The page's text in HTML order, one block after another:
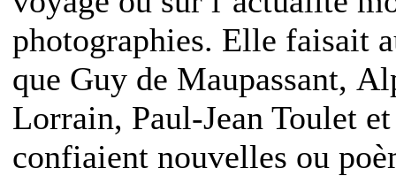
photographies. Elle faisait
que Guy de Maupassant,
Lorrain, Paul-Jean Toulet
confiaient nouvelles ou